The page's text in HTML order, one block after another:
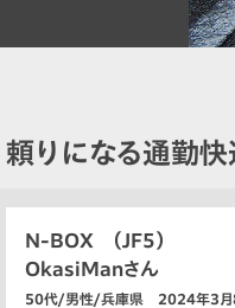
頼りになる通勤快
N-BOX （JF5）
OkasiManさん
50代/男性/兵庫県 2024年3月